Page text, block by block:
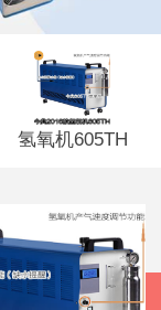
氢氧机605TH